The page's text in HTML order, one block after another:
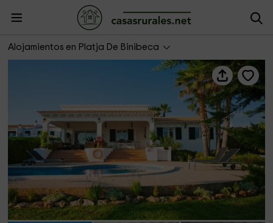
Alojamientos en Platja De Binibeca